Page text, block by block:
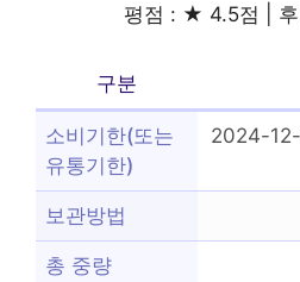
평점 : ★ 4.5점 | 후
구분
소비기한(또는
유통기한)
2024-
보관방법
총 중량